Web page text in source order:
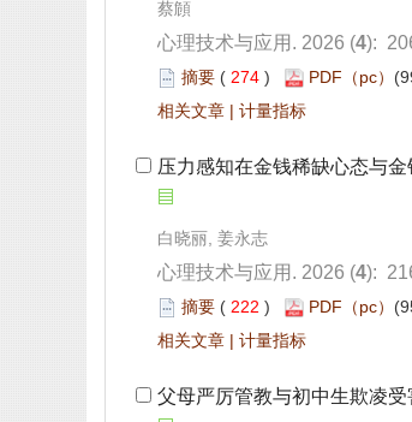
):
274 )
|
压力感知在金钱稀缺心态与
):
222 )
|
父母严厉管教与初中生欺凌